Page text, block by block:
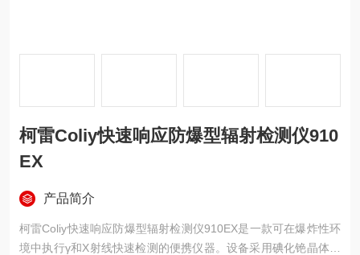
柯雷Coliy快速响应防爆型辐射检测仪910
EX
产品简介
柯雷Coliy快速响应防爆型辐射检测仪910EX是一款可在爆炸性环
境中执行γ和X射线快速检测的便携仪器。设备采用碘化铯晶体探